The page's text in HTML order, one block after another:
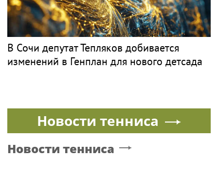
В Сочи депутат Тепляков добивается
изменений в Генплан для нового детсада
Новости тенниса
Новости тенниса